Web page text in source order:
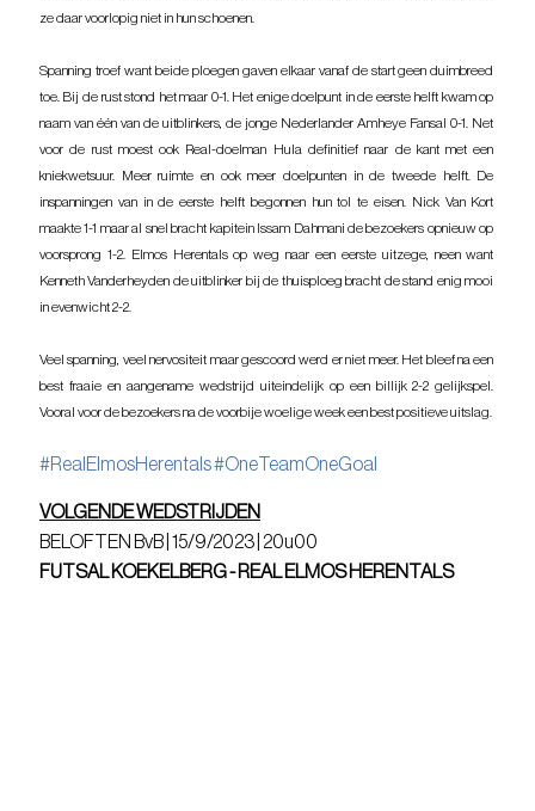
ze daar voorlopig niet in hun schoenen.
Spanning troef want beide ploegen gaven elkaar vanaf de start geen duimbreed
toe. Bij de rust stond het maar 0-1. Het enige doelpunt in de eerste helft kwam op
naam van één van de uitblinkers, de jonge Nederlander Amheye Fansal 0-1. Net
voor de rust moest ook Real-doelman Hula definitief naar de kant met een
kniekwetsuur. Meer ruimte en ook meer doelpunten in de tweede helft. De
inspanningen van in de eerste helft begonnen hun tol te eisen. Nick Van Kort
maakte 1-1 maar al snel bracht kapitein Issam Dahmani de bezoekers opnieuw op
voorsprong 1-2. Elmos Herentals op weg naar een eerste uitzege, neen want
Kenneth Vanderheyden de uitblinker bij de thuisploeg bracht de stand enig mooi
in evenwicht 2-2.
Veel spanning, veel nervositeit maar gescoord werd er niet meer. Het bleef na een
best fraaie en aangename wedstrijd uiteindelijk op een billijk 2-2 gelijkspel.
Vooral voor de bezoekers na de voorbije woelige week een best positieve uitslag.
#RealElmosHerentals#OneTeamOneGoal
VOLGENDE WEDSTRIJDEN
BELOFTEN BvB | 15/9/2023 | 20u00
FUTSAL KOEKELBERG - REAL ELMOS HERENTALS